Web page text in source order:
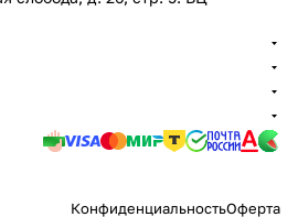
КонфиденциальностьОферта